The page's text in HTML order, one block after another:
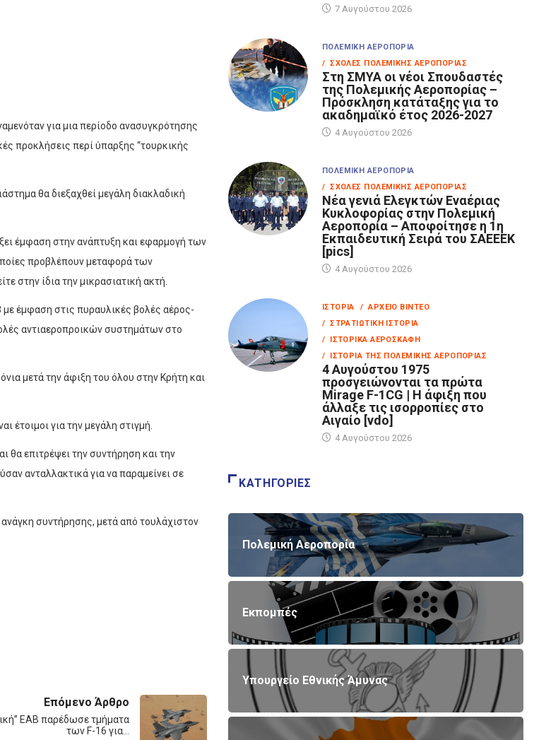
για μια περίοδο ανασυγκρότησης
προκλήσεις περί ύπαρξης “τουρκικής
θα διεξαχθεί μεγάλη διακλαδική
έμφαση στην ανάπτυξη και εφαρμογή των
προβλέπουν μεταφορά των
στην ίδια την μικρασιατική ακτή.
έμφαση στις πυραυλικές βολές αέρος-
αντιαεροπροικών συστημάτων στο
μετά την άφιξη του όλου στην Κρήτη και
έτοιμοι για την μεγάλη στιγμή.
θα επιτρέψει την συντήρηση και την
ανταλλακτικά για να παραμείνει σε
συντήρησης, μετά από τουλάχιστον
Επόμενο Άρθρο
ΕΑΒ παρέδωσε τμήματα
των F-16 για…
7 Αυγούστου 2026
ΠΟΛΕΜΙΚΉ ΑΕΡΟΠΟΡΊΑ
/ ΣΧΟΛΈΣ ΠΟΛΕΜΙΚΉΣ ΑΕΡΟΠΟΡΊΑΣ
Στη ΣΜΥΑ οι νέοι Σπουδαστές
της Πολεμικής Αεροπορίας –
Πρόσκληση κατάταξης για το
ακαδημαϊκό έτος 2026-2027
4 Αυγούστου 2026
ΠΟΛΕΜΙΚΉ ΑΕΡΟΠΟΡΊΑ
/ ΣΧΟΛΈΣ ΠΟΛΕΜΙΚΉΣ ΑΕΡΟΠΟΡΊΑΣ
Νέα γενιά Ελεγκτών Εναέριας
Κυκλοφορίας στην Πολεμική
Αεροπορία – Αποφοίτησε η 1η
Εκπαιδευτική Σειρά του ΣΑΕΕΕΚ
[pics]
4 Αυγούστου 2026
ΙΣΤΟΡΊΑ
/ ΑΡΧΕΊΟ ΒΊΝΤΕΟ
/ ΣΤΡΑΤΙΩΤΙΚΉ ΙΣΤΟΡΊΑ
/ ΙΣΤΟΡΙΚΆ ΑΕΡΟΣΚΆΦΗ
/ ΙΣΤΟΡΊΑ ΤΗΣ ΠΟΛΕΜΙΚΉΣ ΑΕΡΟΠΟΡΊΑΣ
4 Αυγούστου 1975
προσγειώνονται τα πρώτα
Mirage F-1CG | Η άφιξη που
άλλαξε τις ισορροπίες στο
Αιγαίο [vdo]
4 Αυγούστου 2026
ΚΑΤΗΓΟΡΊΕΣ
Πολεμική Αεροπορία
Εκπομπές
Υπουργείο Εθνικής Άμυνας